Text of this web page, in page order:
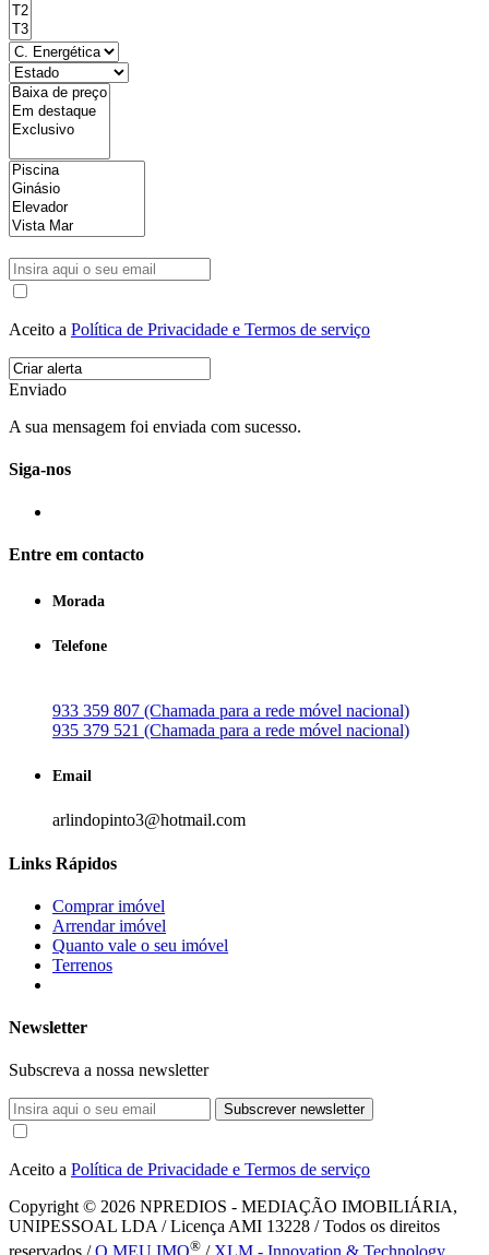
Aceito a Política de Privacidade e Termos de serviço
Enviado
A sua mensagem foi enviada com sucesso.
Siga-nos
Entre em contacto
Morada
Telefone
933 359 807 (Chamada para a rede móvel nacional)
935 379 521 (Chamada para a rede móvel nacional)
Email
arlindopinto3@hotmail.com
Links Rápidos
Comprar imóvel
Arrendar imóvel
Quanto vale o seu imóvel
Terrenos
Newsletter
Subscreva a nossa newsletter
Subscrever newsletter
Aceito a Política de Privacidade e Termos de serviço
Copyright © 2026 NPREDIOS - MEDIAÇÃO IMOBILIÁRIA,
UNIPESSOAL LDA / Licença AMI 13228 / Todos os direitos
reservados /O MEU IMO® / XLM - Innovation & Technology